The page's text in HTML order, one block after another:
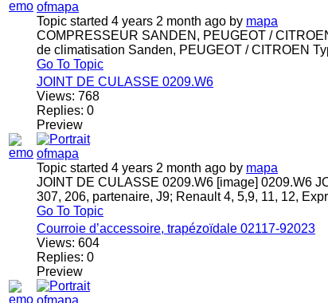
Topic started 4 years 2 month ago by mapa
COMPRESSEUR SANDEN, PEUGEOT /
de climatisation Sanden, PEUGEOT / CITROEN
Go To Topic
JOINT DE CULASSE 0209.W6
Views: 768
Replies: 0
Preview
Topic started 4 years 2 month ago by mapa
JOINT DE CULASSE 0209.W6 [image] 0209.W6
307, 206, partenaire, J9; Renault 4, 5,9, 11, 12,
Go To Topic
Courroie d’accessoire, trapézoïdale 02117-92023
Views: 604
Replies: 0
Preview